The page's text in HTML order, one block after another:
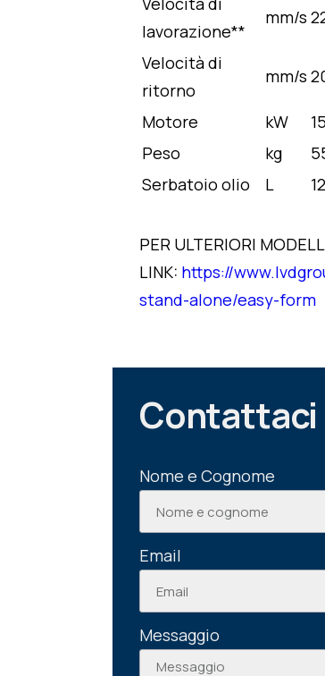
lavorazione**
mm/s
Velocità di
ritorno
mm/s
Motore kW 15
Peso
kg
Serbatoio olio
L
PER ULTERIORI
LINK: https://
stand-alone/easy-form
Contattaci
Nome e Cognome
Email
Messaggio